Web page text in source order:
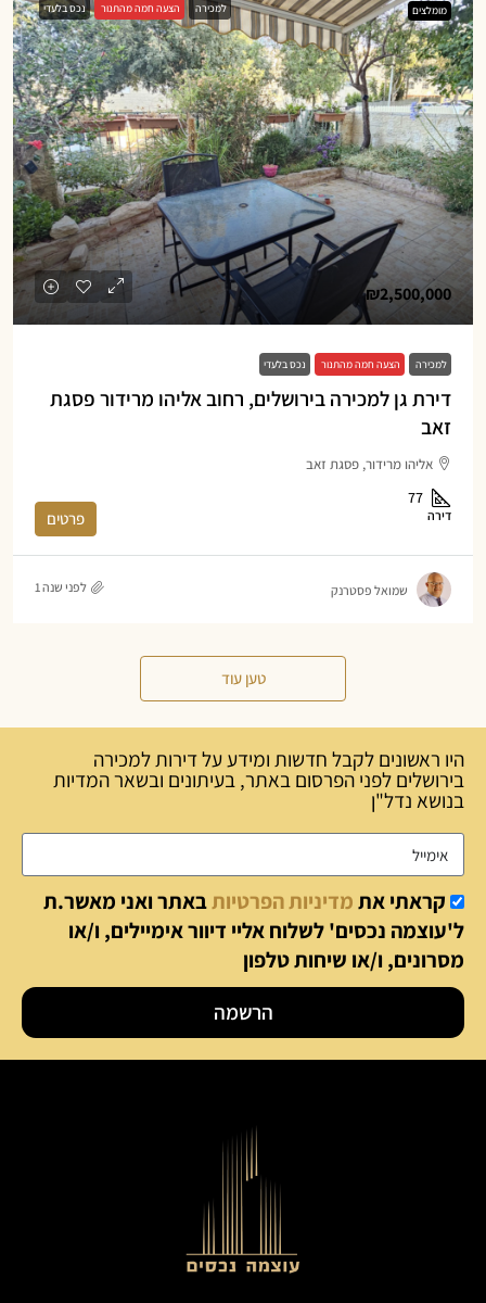
מומלצים למכירה הצעה חמה מהתנור נכס בלעדי
₪2,500,000
למכירה הצעה חמה מהתנור נכס בלעדי
דירת גן למכירה בירושלים, רחוב אליהו מרידור פסגת
זאב
אליהו מרידור, פסגת זאב
77
דירה פרטים
שמואל פסטרנק לפני שנה 1
טען עוד
היו ראשונים לקבל חדשות ומידע על דירות למכירה
בירושלים לפני הפרסום באתר, בעיתונים ובשאר המדיות
בנושא נדל"ן
קראתי אתמדיניות הפרטיותבאתר ואני מאשר.ת
ל'עוצמה נכסים' לשלוח אליי דיוור אימיילים, ו/או
מסרונים, ו/או שיחות טלפון
הרשמה